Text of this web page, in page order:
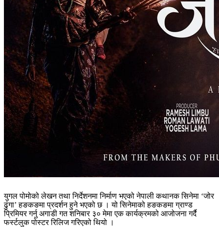
युगल पोमोको लेखन तथा निर्देशनमा निर्माण भएको नेपाली कथानक सिनेमा ‘जोर
ढुंगा’ हङकङमा प्रदर्शन हुने भएको छ । यो सिनेमाको हङकङमा ग्राण्ड
प्रिमियर गर्नु अगाडी गत शनिबार ३० मेमा एक कार्यक्रमको आजोजना गर्दै
फर्स्टलुक पोस्टर रिलिज गरिएको थियो ।